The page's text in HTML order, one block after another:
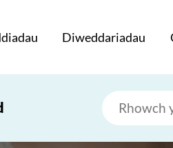
Diweddariadau